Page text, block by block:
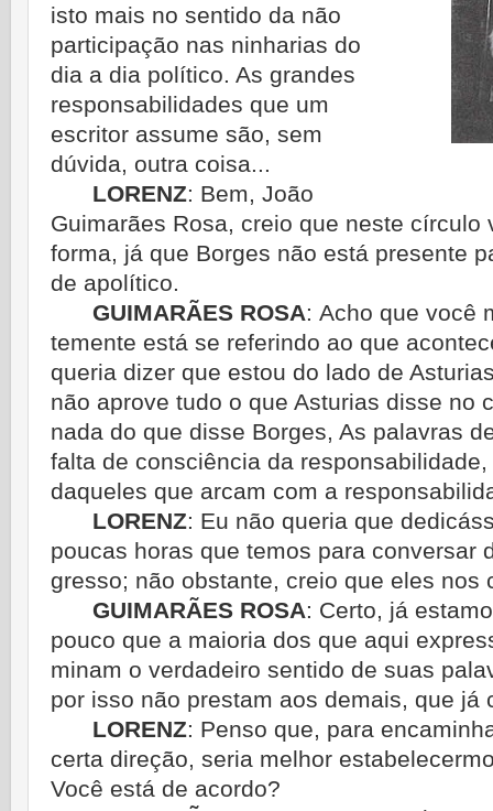
isto mais no sentido da não
participação nas ninharias do
dia a dia político. As grandes
responsabilidades que um
escritor assume são, sem
dúvida, outra coisa...
LORENZ: Bem, João
Guimarães Rosa, creio que neste
forma, já que Borges não está pre­sente
de apolítico.
GUIMARÃES ROSA: Acho que você
temente está se referindo ao que
queria dizer que estou do lado de
não aprove tudo o que Asturias disse no
nada do que disse Borges, As palavras
falta de consciência da
daqueles que arcam com a
LORENZ: Eu não queria que
poucas horas que temos para conversar
gresso; não obstante, creio que eles nos
GUIMARÃES ROSA: Certo, já
pouco que a maioria dos que aqui
minam o verdadeiro sentido de suas
por isso não prestam aos demais, que já
LORENZ: Penso que, para
certa direção, seria melhor
Você está de acordo?